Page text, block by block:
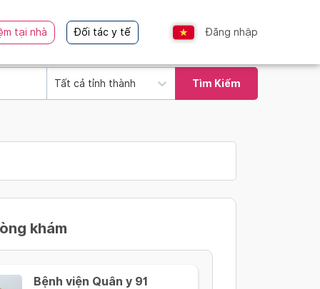
tại nhà Đối tác y tế Đăng nhập
Tất cả tỉnh thành Tìm Kiếm
khám
Bệnh viện Quân y 91